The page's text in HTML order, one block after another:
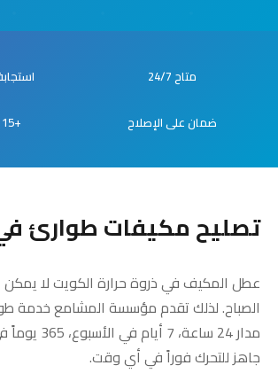
متاح 24/7
ضمان على الإصلاح +15 سنة خبرة
تصليح مكيفات طوارئ
عطل المكيف في ذروة حرارة الكويت لا يمكن
الصباح. لذلك تقدم مؤسسة المشامع خدمة
مدار 24 ساعة،
جاهز للتحرك فوراً في أي وقت.